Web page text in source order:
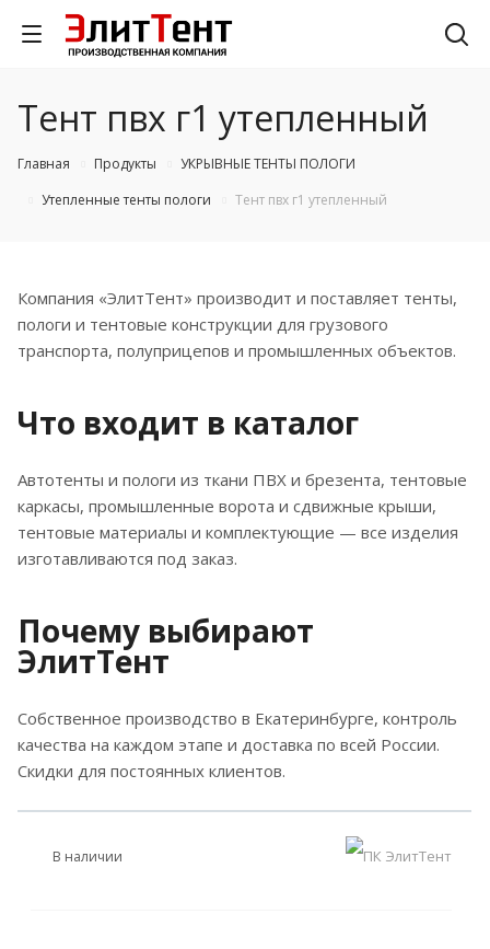
Тент пвх г1 утепленный
Главная Продукты
УКРЫВНЫЕ ТЕНТЫ ПОЛОГИ
Утепленные тенты пологи
Тент пвх г1 утепленный
Компания «ЭлитТент» производит и поставляет тенты,
пологи и тентовые конструкции для грузового
транспорта, полуприцепов и промышленных объектов.
Что входит в каталог
Автотенты и пологи из ткани ПВХ и брезента, тентовые
каркасы, промышленные ворота и сдвижные крыши,
тентовые материалы и комплектующие — все изделия
изготавливаются под заказ.
Почему выбирают
ЭлитТент
Собственное производство в Екатеринбурге, контроль
качества на каждом этапе и доставка по всей России.
Скидки для постоянных клиентов.
В наличии